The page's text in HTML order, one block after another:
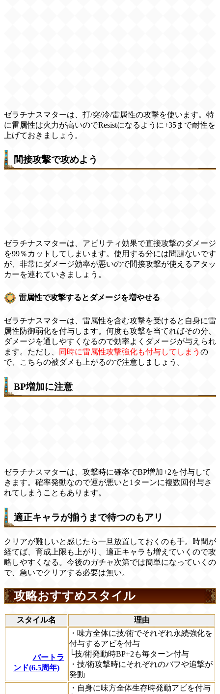
ゼラチナスマターは、打/突/冷/雷属性の攻撃を使います。特
に雷属性は火力が高いのでResistになるように+35まで耐性を
上げておきましょう。
間接攻撃で攻めよう
ゼラチナスマターは、アビリティ効果で直接攻撃のダメージ
を99％カットしてしまいます。使用する分には問題ないです
が、非常にダメージ効率が悪いので間接攻撃が使えるアタッ
カーを連れていきましょう。
雷属性で攻撃するとダメージを増やせる
ゼラチナスマターは、雷属性を含む攻撃を受けると自身に雷
属性防御弱化を付与します。何度も攻撃を当てればその分、
ダメージを通しやすくなるので効率よくダメージが与えられ
ます。ただし、
同時に雷属性攻撃強化も付与してしまう の
で、こちらの被ダメも上がるので注意しましょう。
BP増加に注意
ゼラチナスマターは、攻撃時に確率でBP増加+2を付与して
きます。確率発動なので運が悪いと1ターンに複数回付与さ
れてしまうこともあります。
適正キャラが揃うまで待つのもアリ
クリアが難しいと感じたら一旦放置しておくのも手。時間が
経てば、育成上限も上がり、適正キャラも増えていくので攻
略しやすくなる。今後のガチャ次第では簡単になっていくの
で、急いでクリアする必要は無い。
攻略おすすめスタイル
スタイル名 理由
バートラ
ンド(6.5周年)
・味方全体に技/術でそれぞれ永続強化を
付与するアビを付与
└技/術発動時BP+2も毎ターン付与
・技/術攻撃時にそれぞれのバフや追撃が
発動
・自身に味方全体生存時発動アビを付与